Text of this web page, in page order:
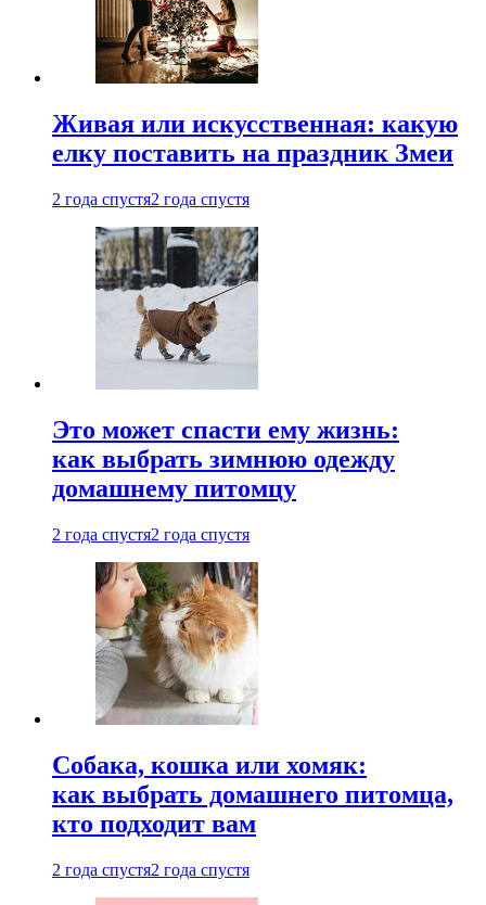
Живая или искусственная: какую
елку поставить на праздник Змеи
2 года спустя2 года спустя
Это может спасти ему жизнь:
как выбрать зимнюю одежду
домашнему питомцу
2 года спустя2 года спустя
Собака, кошка или хомяк:
как выбрать домашнего питомца,
кто подходит вам
2 года спустя2 года спустя